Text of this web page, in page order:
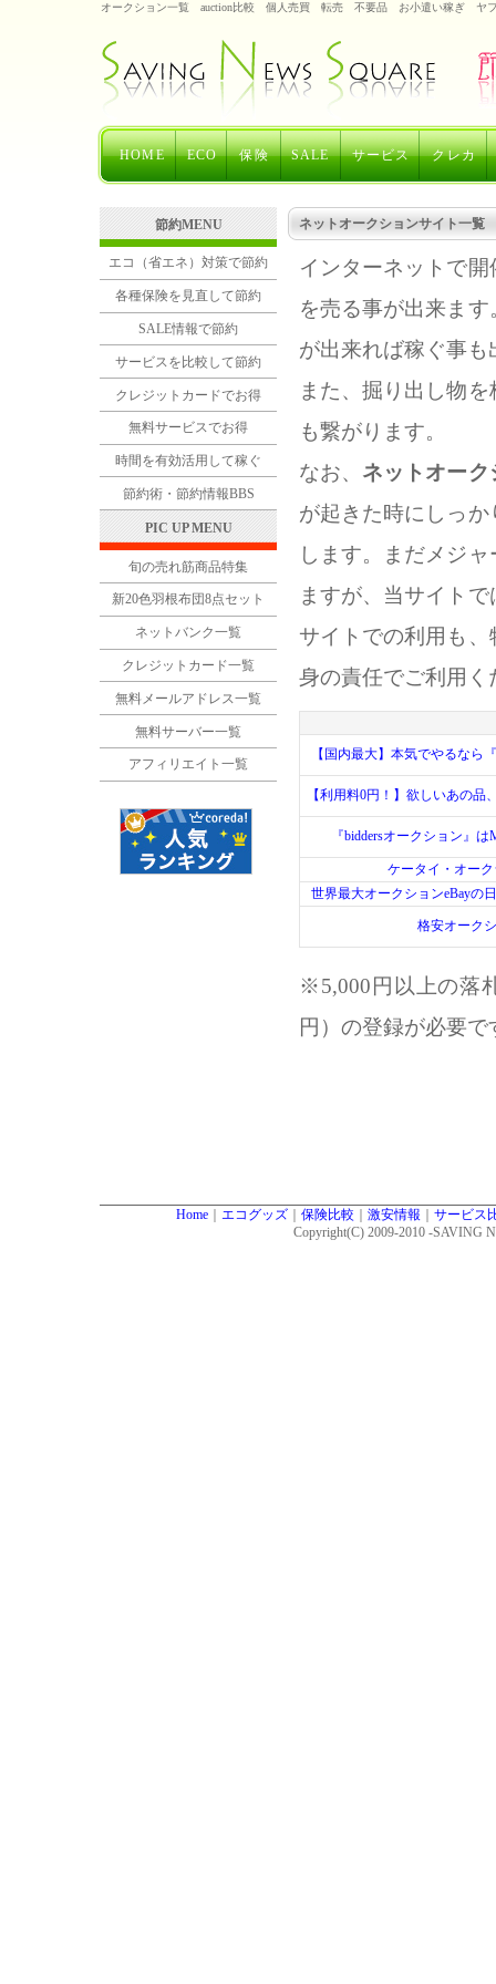
オークション一覧 auction比較 個人売買 転売 不要品 お小遣い稼ぎ ヤ
HOME ECO 保険 SALE サービス クレカ
ネットオークションサイト一覧
インターネットで開
を売る事が出来ま
が出来れば稼ぐ事
また、掘り出し物
も繋がります。
なお、 ネットオーク
が起きた時にしっ
します。まだメジ
ますが、当サイト
サイトでの利用も
身の責任でご利用く
【国内最大】本気でやるなら
【利用料0円！】欲しいあの
『biddersオークション』
ケータイ・オー
世界最大オークションeBayの
格安オーク
※5,000円以上の落
円）の登録が必要で
節約MENU
エコ（省エネ）対策で節約
各種保険を見直して節約
SALE情報で節約
サービスを比較して節約
クレジットカードでお得
無料サービスでお得
時間を有効活用して稼ぐ
節約術・節約情報BBS
PIC UP MENU
旬の売れ筋商品特集
新20色羽根布団8点セット
ネットバンク一覧
クレジットカード一覧
無料メールアドレス一覧
無料サーバー一覧
アフィリエイト一覧
Home エコグッズ 保険比較 激安情報
サービス
Copyright(C) 2009-2010 -SAVING